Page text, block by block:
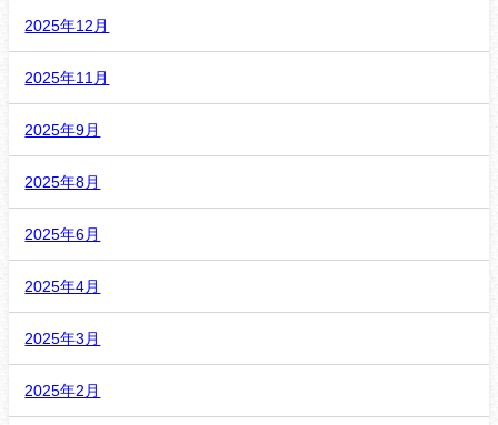
2025年12月
2025年11月
2025年9月
2025年8月
2025年6月
2025年4月
2025年3月
2025年2月